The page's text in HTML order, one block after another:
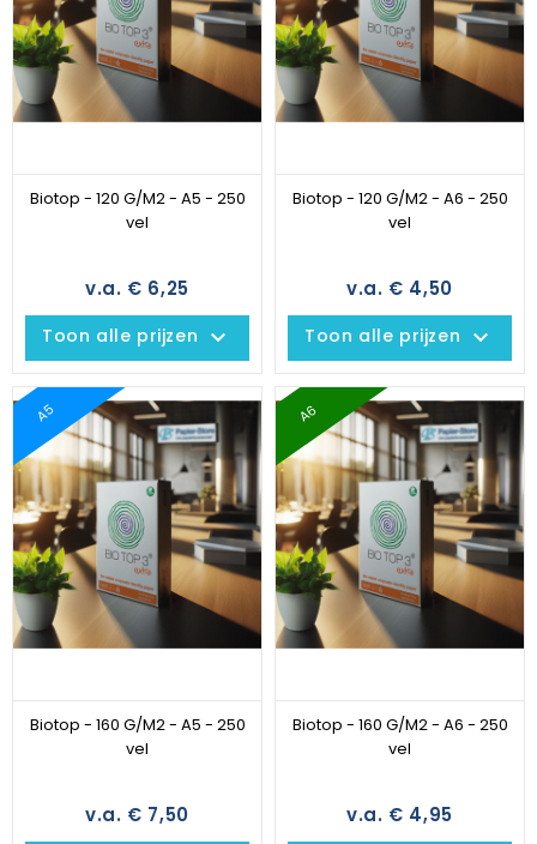
Biotop - 120 G/M2 - A5 - 250
vel
v.a. € 6,25
Toon alle prijzen keyboard_arrow_down
Biotop - 120 G/M2 - A6 - 250
vel
v.a. € 4,50
Toon alle prijzen keyboard_arrow_down
A5
Biotop - 160 G/M2 - A5 - 250
vel
v.a. € 7,50
A6
Biotop - 160 G/M2 - A6 - 250
vel
v.a. € 4,95